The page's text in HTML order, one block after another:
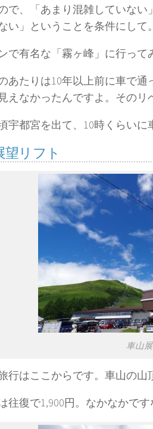
で、「あまり混雑していな
い」ということを条件にして。
で有名な「霧ヶ峰」に行って
あたりは10年以上前に車で
えなかったんですよ。そのリ
宇都宮を出て、10時くらいに
望リフト
車山
行はここからです。車山の山
往復で1,900円。なかなかです